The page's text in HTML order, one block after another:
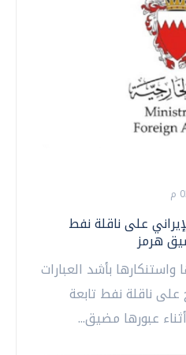
على ناقلة نفط
هرمز
واستنكارها بأشد العبارات
على ناقلة نفط تابعة
عبورها مضيق...